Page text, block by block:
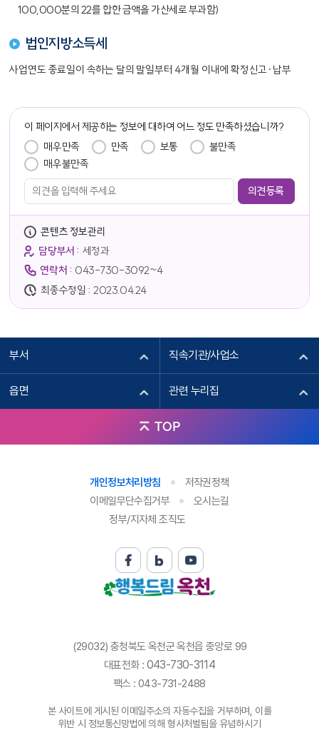
100,000분의 22를 합한 금액을 가산세로 부과함)
법인지방소득세
사업연도 종료일이 속하는 달의 말일부터 4개월 이내에 확정신고·납부
이 페이지에서 제공하는 정보에 대하여 어느 정도 만족하셨습니까?
매우만족 만족 보통
불만족
매우불만족
콘텐츠 정보관리
담당부서 : 세정과
연락처 : 043-730-3092~4
최종수정일 : 2023.04.24
부서 직속기관/사업소
읍면 관련 누리집
TOP
개인정보처리방침
저작권정책
이메일무단수집거부
오시는길
정부/지자체 조직도
(29032) 충청북도 옥천군 옥천읍 중앙로 99
대표전화 : 043-730-3114
팩스 : 043-731-2488
본 사이트에 게시된 이메일주소의 자동수집을 거부하며, 이를
위반 시 정보통신망법에 의해 형사처벌됨을 유념하시기